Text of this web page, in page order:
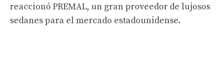
reaccionó PREMAL, un gran proveedor de lujosos
sedanes para el mercado estadounidense.